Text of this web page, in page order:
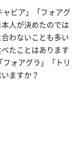
ャビア」「フォアグ
人が決めたのでは
わないことも多い
たことはあります
ォアグラ」「トリ
ますか？